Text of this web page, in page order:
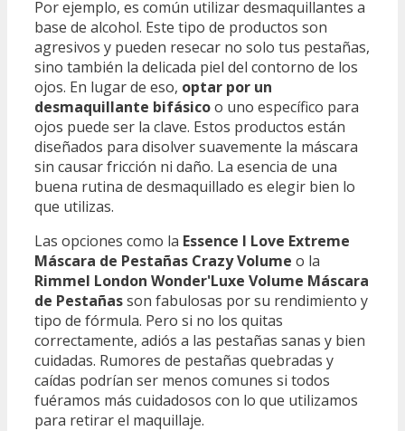
Por ejemplo, es común utilizar desmaquillantes a
base de alcohol. Este tipo de productos son
agresivos y pueden resecar no solo tus pestañas,
sino también la delicada piel del contorno de los
ojos. En lugar de eso, optar por un
desmaquillante bifásicoo uno específico para
ojos puede ser la clave. Estos productos están
diseñados para disolver suavemente la máscara
sin causar fricción ni daño. La esencia de una
buena rutina de desmaquillado es elegir bien lo
que utilizas.
Las opciones como la Essence I Love Extreme
Máscara de Pestañas Crazy Volume o la
Rimmel London Wonder'Luxe Volume Máscara
de Pestañasson fabulosas por su rendimiento y
tipo de fórmula. Pero si no los quitas
correctamente, adiós a las pestañas sanas y bien
cuidadas. Rumores de pestañas quebradas y
caídas podrían ser menos comunes si todos
fuéramos más cuidadosos con lo que utilizamos
para retirar el maquillaje.